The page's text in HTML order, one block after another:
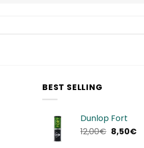
BEST SELLING
Dunlop Fort
12,00€ Il
8,50€Il